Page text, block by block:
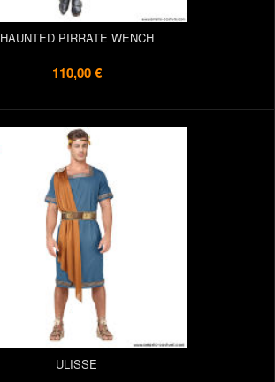
HAUNTED PIRRATE WENCH
110,00 €
ULISSE